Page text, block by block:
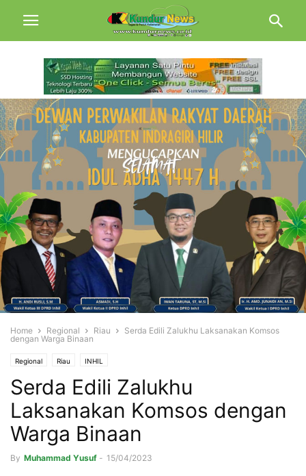
Home Regional Riau
Serda Edili Zalukhu Laksanakan Komsos
dengan Warga Binaan
Regional Riau INHIL
Serda Edili Zalukhu
Laksanakan Komsos dengan
Warga Binaan
By Muhammad Yusuf - 15/04/2023